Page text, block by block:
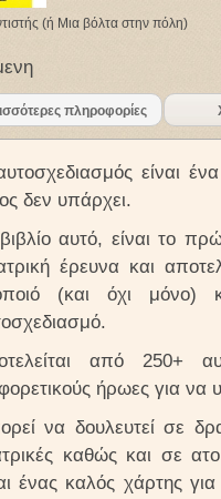
(ή Mια βόλτα στην πόλη)
πληροφορίες
είναι
δεν υπάρχει.
αυτό, είναι το
έρευνα και
(και όχι μόνο)
από 250+
ήρωες για να
να δουλευτεί σε
καθώς και σε
ένας καλός χάρτης